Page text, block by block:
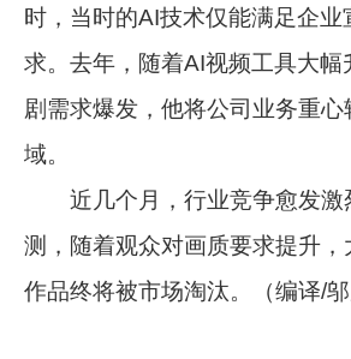
时，当时的AI技术仅能满足企业
求。去年，随着AI视频工具大幅
剧需求爆发，他将公司业务重
域。
近几个月，行业竞争愈发激
测，随着观众对画质要求提升，
作品终将被市场淘汰。（编译/邬